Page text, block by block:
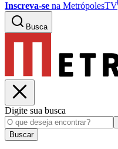
Inscreva-se na MetrópolesTV
Busca
Digite sua busca
Buscar